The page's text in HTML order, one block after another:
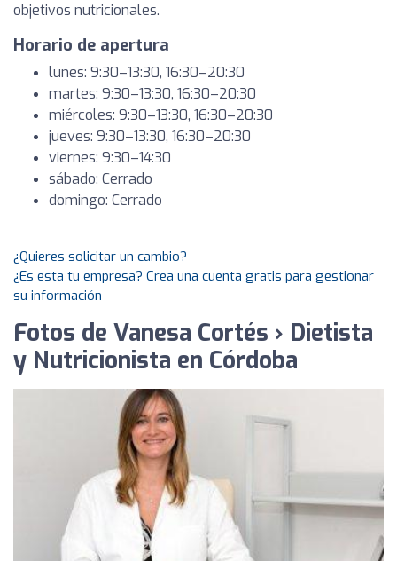
objetivos nutricionales.
Horario de apertura
lunes: 9:30–13:30, 16:30–20:30
martes: 9:30–13:30, 16:30–20:30
miércoles: 9:30–13:30, 16:30–20:30
jueves: 9:30–13:30, 16:30–20:30
viernes: 9:30–14:30
sábado: Cerrado
domingo: Cerrado
¿Quieres solicitar un cambio?
¿Es esta tu empresa? Crea una cuenta gratis para gestionar
su información
Fotos de Vanesa Cortés › Dietista
y Nutricionista en Córdoba